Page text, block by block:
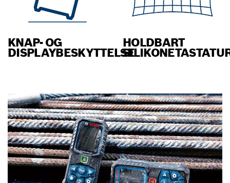
KNAP- OG
DISPLAYBESKYTTELSE
HOLDBART